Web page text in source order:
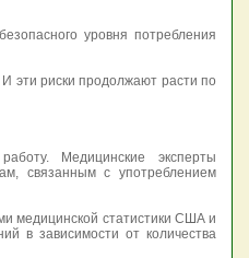
уровня потребления
эти риски продолжают расти по
Медицинские эксперты
связанным с употреблением
медицинской статистики США и
в зависимости от количества